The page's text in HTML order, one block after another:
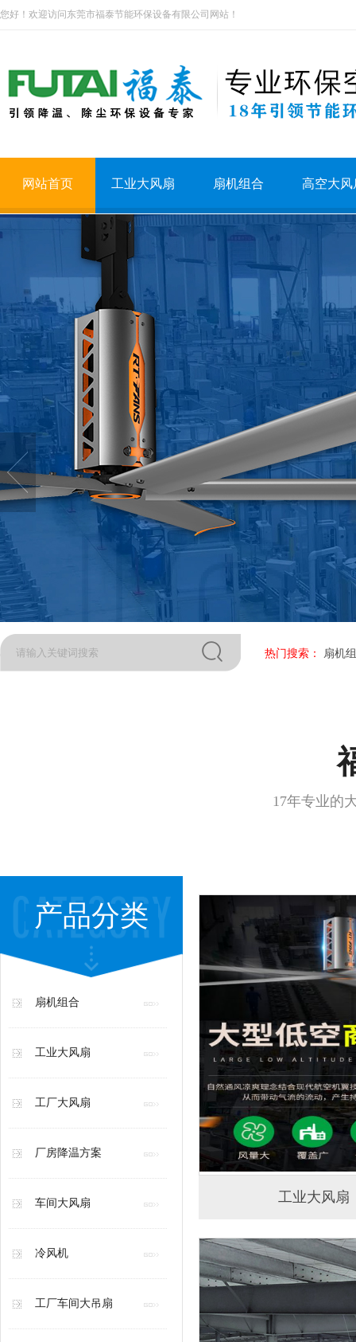
您好！欢迎访问东莞市福泰节能环保设备有限公司网站！
网站首页 工业大风扇 扇机组合 高空大风
热门搜索： 扇机
17年专业的
产品分类
扇机组合
工业大风扇
工厂大风扇
厂房降温方案
车间大风扇
冷风机
工厂车间大吊扇
工业大风扇